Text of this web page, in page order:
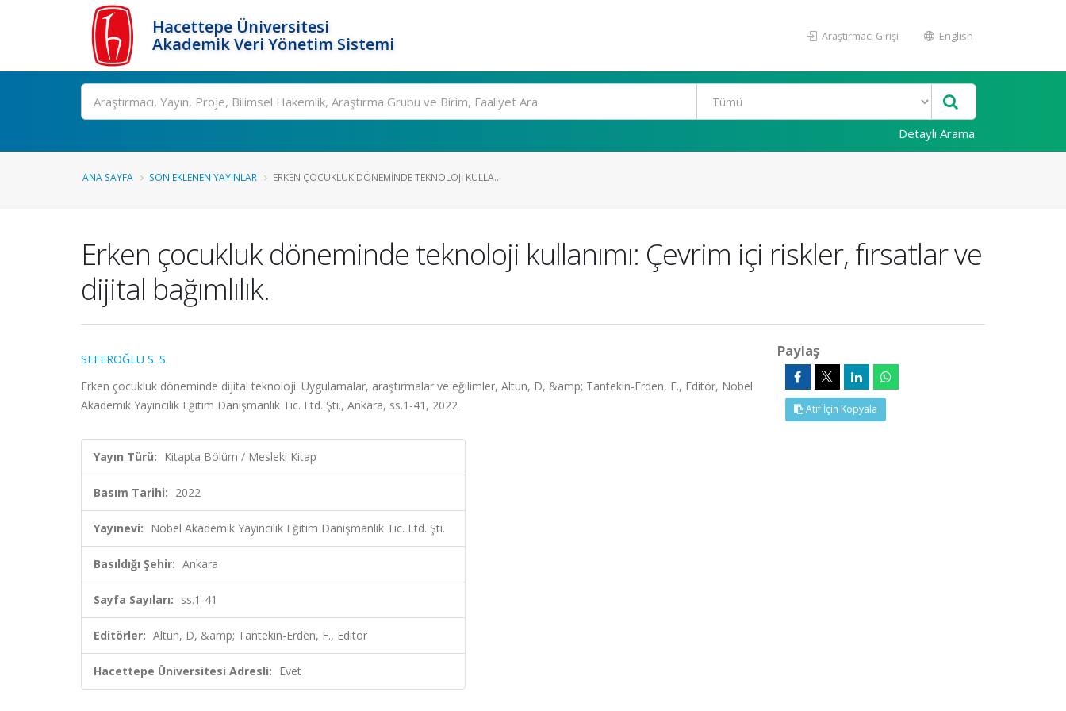
Hacettepe Üniversitesi
Akademik Veri Yönetim Sistemi
Araştırmacı Girişi English
Ara
Detaylı Arama
ANA SAYFA SON EKLENEN YAYINLAR ERKEN ÇOCUKLUK DÖNEMINDE TEKNOLOJI KULLA...
Erken çocukluk döneminde teknoloji kullanımı: Çevrim içi riskler, fırsatlar ve
dijital bağımlılık.
SEFEROĞLU S. S.
Erken çocukluk döneminde dijital teknoloji. Uygulamalar, araştırmalar ve eğilimler, Altun, D, &amp; Tantekin-Erden, F., Editör, Nobel
Akademik Yayıncılık Eğitim Danışmanlık Tic. Ltd. Şti., Ankara, ss.1-41, 2022
Yayın Türü: Kitapta Bölüm / Mesleki Kitap
Basım Tarihi: 2022
Yayınevi: Nobel Akademik Yayıncılık Eğitim Danışmanlık Tic. Ltd. Şti.
Basıldığı Şehir: Ankara
Sayfa Sayıları: ss.1-41
Editörler: Altun, D, &amp; Tantekin-Erden, F., Editör
Hacettepe Üniversitesi Adresli: Evet
Paylaş
Atıf İçin Kopyala